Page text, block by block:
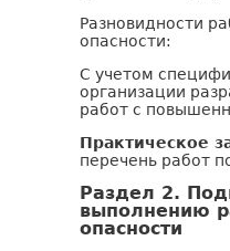
Разновидности
опасности:
С учетом
организации
работ с
Практическое
перечень работ
Раздел 2.
выполнению
опасности